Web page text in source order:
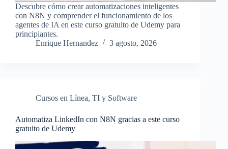
Descubre cómo crear automatizaciones inteligentes
con N8N y comprender el funcionamiento de los
agentes de IA en este curso gratuito de Udemy para
principiantes.
Enrique Hernandez
3 agosto, 2026
Cursos en Línea, TI y Software
Automatiza LinkedIn con N8N gracias a este curso
gratuito de Udemy